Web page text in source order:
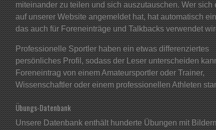
miteinander zu teilen und sich auszutauschen. Wer sich
auf unserer Website angemeldet hat, hat automatisch
das auch für Foreneinträge und Talkbacks verwendet
Professionelle Sportler haben ein etwas differenziertes
persönliches Profil, sodass der Leser unterscheiden
Foreneintrag von einem Amateursportler oder Trainer,
Wissenschaftler oder einem professionellen Athleten
Übungs-Datenbank
Unsere Datenbank enthält hunderte Übungen mit